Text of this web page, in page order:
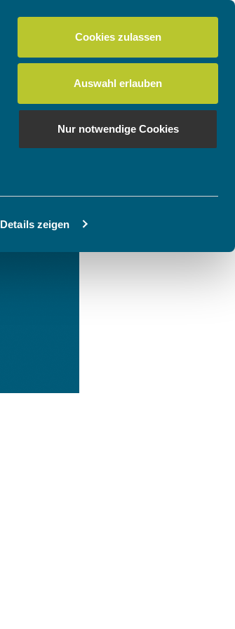
Details zeigen
Cookies zulassen
Auswahl erlauben
Nur notwendige Cookies